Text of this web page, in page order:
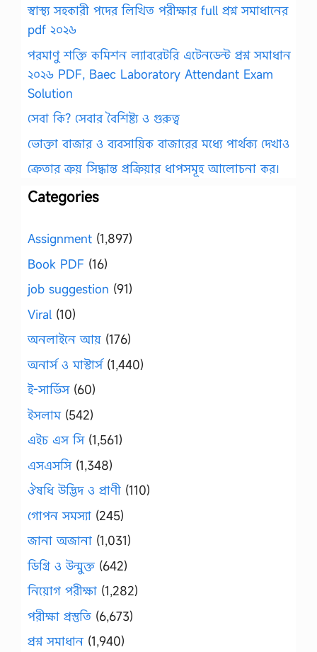
স্বাস্থ্য সহকারী পদের লিখিত পরীক্ষার full প্রশ্ন সমাধানের
pdf ২০২৬
পরমাণু শক্তি কমিশন ল্যাবরেটরি এটেনডেন্ট প্রশ্ন সমাধান
২০২৬ PDF, Baec Laboratory Attendant Exam
Solution
সেবা কি? সেবার বৈশিষ্ট্য ও গুরুত্ব
ভোক্তা বাজার ও ব্যবসায়িক বাজারের মধ্যে পার্থক্য দেখাও
ক্রেতার ক্রয় সিদ্ধান্ত প্রক্রিয়ার ধাপসমূহ আলোচনা কর।
Categories
Assignment (1,897)
Book PDF (16)
job suggestion (91)
Viral (10)
অনলাইনে আয় (176)
অনার্স ও মাস্টার্স(1,440)
ই-সার্ভিস(60)
ইসলাম(542)
এইচ এস সি(1,561)
এসএসসি(1,348)
ঔষধি উদ্ভিদ ও প্রাণী (110)
গোপন সমস্যা (245)
জানা অজানা (1,031)
ডিগ্রি ও উন্মুক্ত (642)
নিয়োগ পরীক্ষা (1,282)
পরীক্ষা প্রস্তুতি (6,673)
প্রশ্ন সমাধান (1,940)